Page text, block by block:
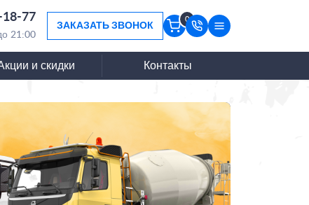
18-77
21:00
ЗАКАЗАТЬ ЗВОНОК
0
и скидки Контакты